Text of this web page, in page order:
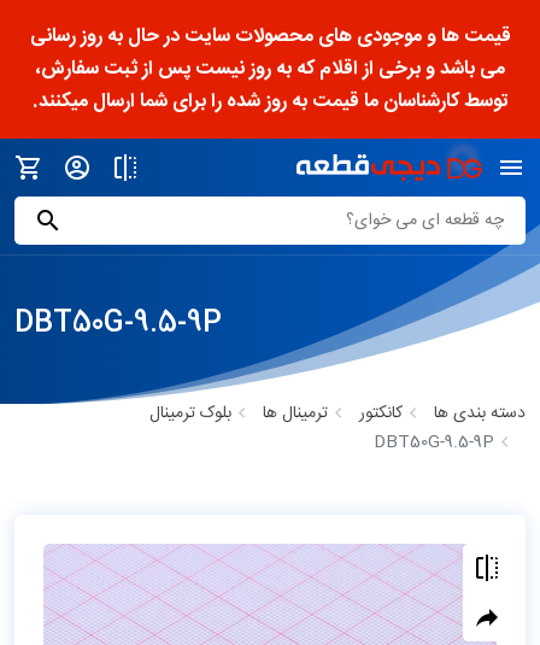
قیمت ها و موجودی های محصولات سایت در حال به روز رسانی
می باشد و برخی از اقلام که به روز نیست پس از ثبت سفارش،
توسط کارشناسان ما قیمت به روز شده را برای شما ارسال میکنند.
DBT50G-9.5-9P
دسته بندی ها کانکتور ترمینال ها
بلوک ترمینال
DBT50G-9.5-9P